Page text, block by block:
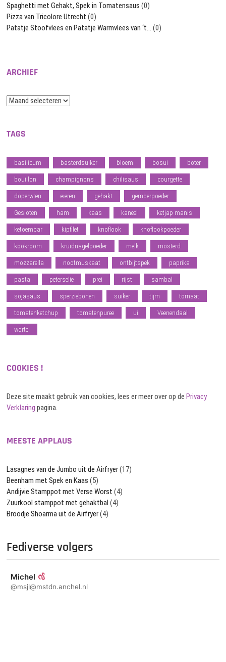
Spaghetti met Gehakt, Spek in Tomatensaus (0)
Pizza van Tricolore Utrecht (0)
Patatje Stoofvlees en Patatje Warmvlees van ‘t… (0)
ARCHIEF
Archief
TAGS
basilicum basterdsuiker bloem bosui boter
bouillon champignons chilisaus courgette
doperwten eieren gehakt gemberpoeder
Gesloten ham kaas kaneel ketjap manis
ketoembar kipfilet knoflook knoflookpoeder
kookroom kruidnagelpoeder melk mosterd
mozzarella nootmuskaat ontbijtspek paprika
pasta peterselie prei rijst sambal
sojasaus sperziebonen suiker tijm tomaat
tomatenketchup tomatenpuree ui Veenendaal
wortel
COOKIES !
Deze site maakt gebruik van cookies, lees er meer over op dePrivacy
Verklaring pagina.
MEESTE APPLAUS
Lasagnes van de Jumbo uit de Airfryer(17)
Beenham met Spek en Kaas (5)
Andijvie Stamppot met Verse Worst (4)
Zuurkool stamppot met gehaktbal (4)
Broodje Shoarma uit de Airfryer(4)
Fediverse volgers
Michel
@msjl@mstdn.anchel.nl